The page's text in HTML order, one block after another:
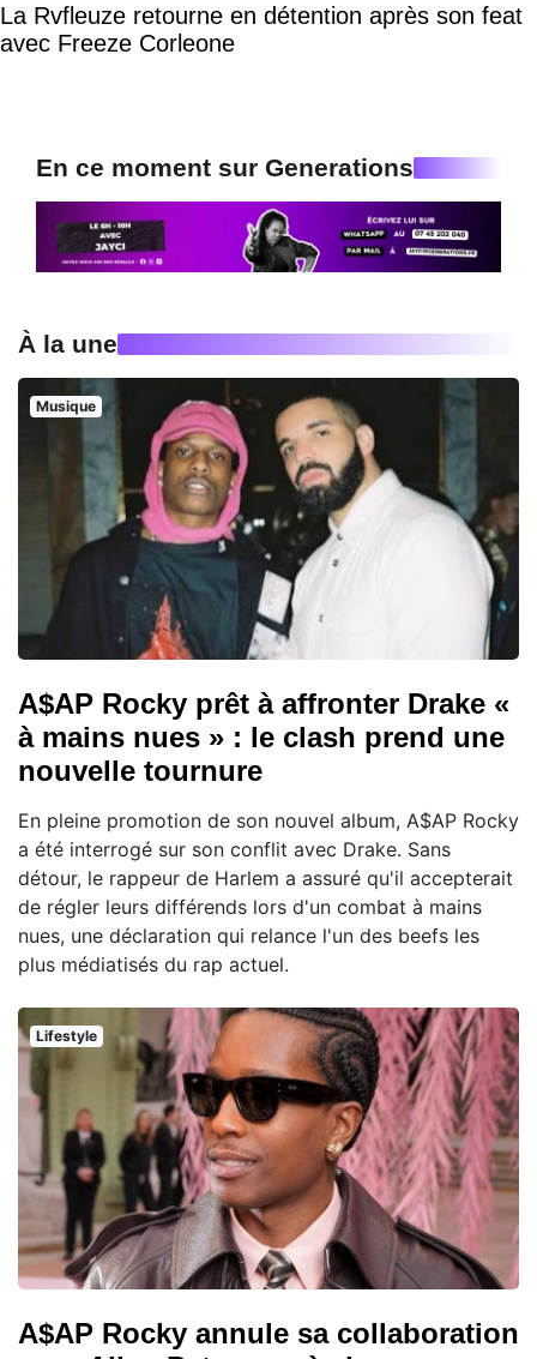
La Rvfleuze retourne en détention après son feat
avec Freeze Corleone
En ce moment sur Generations
À la une
Musique
A$AP Rocky prêt à affronter Drake «
à mains nues » : le clash prend une
nouvelle tournure
En pleine promotion de son nouvel album, A$AP Rocky
a été interrogé sur son conflit avec Drake. Sans
détour, le rappeur de Harlem a assuré qu'il accepterait
de régler leurs différends lors d'un combat à mains
nues, une déclaration qui relance l'un des beefs les
plus médiatisés du rap actuel.
Lifestyle
A$AP Rocky annule sa collaboration